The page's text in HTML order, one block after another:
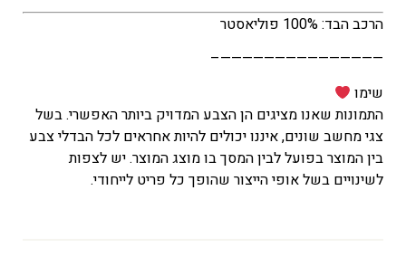
הרכב הבד: 100% פוליאסטר
———————————————–
שימו
התמונות שאנו מציגים הן הצבע המדויק ביותר האפשרי. בשל
צגי מחשב שונים, איננו יכולים להיות אחראים לכל הבדלי צבע
בין המוצר בפועל לבין המסך בו מוצג המוצר. יש לצפות
לשינויים בשל אופי הייצור שהופך כל פריט לייחודי.